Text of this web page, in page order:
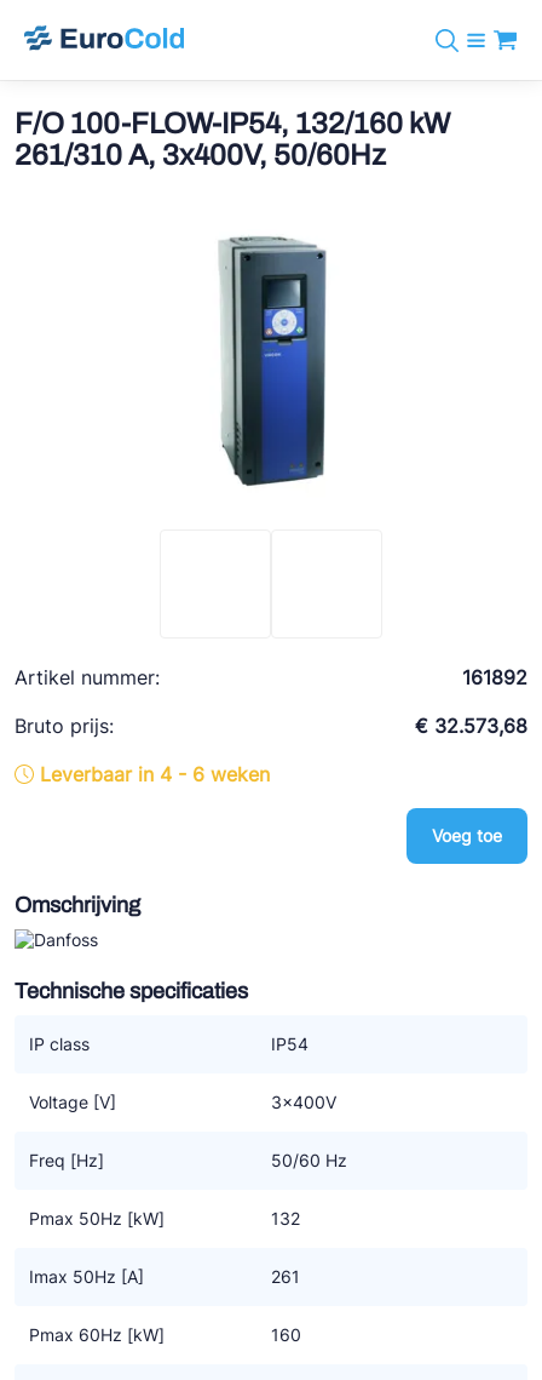
info@eurocold.nl
Merken
BOCK
Koudemiddelen
Diensten
F/O 100-FLOW-IP54, 132/160 kW
261/310 A, 3x400V, 50/60Hz
Artikel nummer:
161892
Bruto prijs:
€ 32.573,68
Leverbaar in 4 - 6 weken
Voeg toe
Omschrijving
Technische specificaties
IP class IP54
Voltage [V] 3x400V
Freq [Hz] 50/60 Hz
Pmax 50Hz [kW] 132
Imax 50Hz [A] 261
Pmax 60Hz [kW] 160